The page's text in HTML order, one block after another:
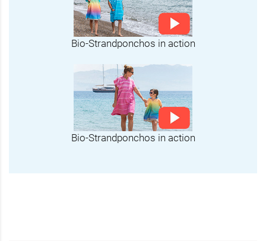
Bio-Strandponchos in action
Bio-Strandponchos in action